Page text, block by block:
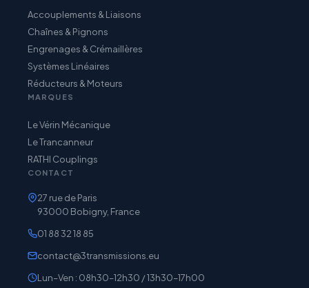
Accouplements & Liaisons
Chaînes & Pignons
Engrenages & Crémaillères
Systèmes Linéaires
Réducteurs & Moteurs
MARQUES
Le Vérin Mécanique
Le Trancanneur
RATHI Couplings
CONTACT
27 rue de Paris
93000 Bobigny, France
01 88 32 18 85
contact@3transmissions.eu
Lun–Ven : 08h30–12h30 / 13h30–17h00